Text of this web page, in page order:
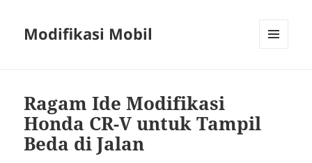
Modifikasi Mobil
Ragam Ide Modifikasi
Honda CR-V untuk Tampil
Beda di Jalan